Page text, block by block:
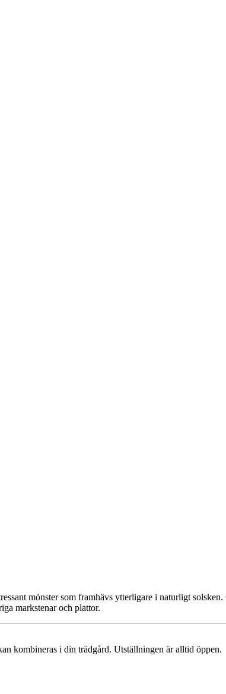
mönster som framhävs ytterligare i naturligt
markstenar och plattor.
kombineras i din trädgård. Utställningen är alltid öppen.